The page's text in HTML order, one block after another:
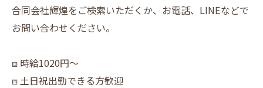
合同会社輝煌をご検索いただくか、お電話、LINEなどで
お問い合わせください。
⧈ 時給1020円〜
⧈ 土日祝出勤できる方歓迎